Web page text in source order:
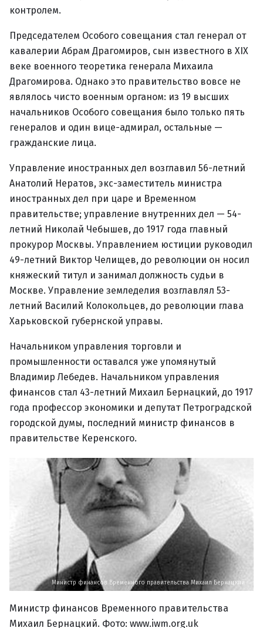
контролем.
Председателем Особого совещания стал генерал от
кавалерии Абрам Драгомиров, сын известного в XIX
веке военного теоретика генерала Михаила
Драгомирова. Однако это правительство вовсе не
являлось чисто военным органом: из 19 высших
начальников Особого совещания было только пять
генералов и один вице-адмирал, остальные —
гражданские лица.
Управление иностранных дел возглавил 56-летний
Анатолий Нератов, экс-заместитель министра
иностранных дел при царе и Временном
правительстве; управление внутренних дел — 54-
летний Николай Чебышев, до 1917 года главный
прокурор Москвы. Управлением юстиции руководил
49-летний Виктор Челищев, до революции он носил
княжеский титул и занимал должность судьи в
Москве. Управление земледелия возглавлял 53-
летний Василий Колокольцев, до революции глава
Харьковской губернской управы.
Начальником управления торговли и
промышленности оставался уже упомянутый
Владимир Лебедев. Начальником управления
финансов стал 43-летний Михаил Бернацкий, до 1917
года профессор экономики и депутат Петроградской
городской думы, последний министр финансов в
правительстве Керенского.
Министр финансов Временного правительства Михаил Бернацкий
Министр финансов Временного правительства
Михаил Бернацкий. Фото: www.iwm.org.uk